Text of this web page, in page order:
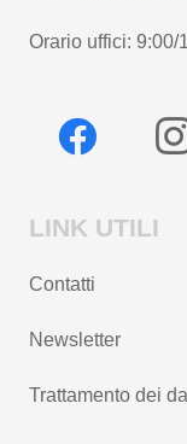
Orario uffici: 9:00/
LINK UTILI
Contatti
Newsletter
Trattamento dei